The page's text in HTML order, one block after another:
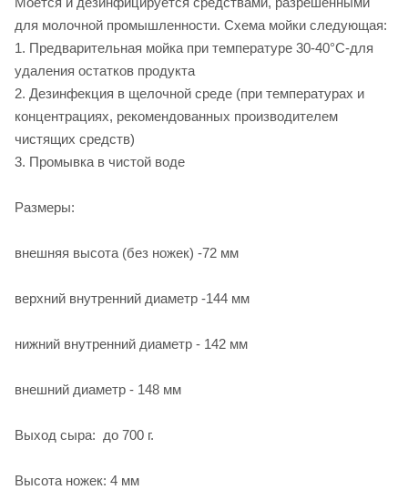
для молочной промышленности. Схема мойки следующая:
1. Предварительная мойка при температуре 30-40°C-для
удаления остатков продукта
2. Дезинфекция в щелочной среде (при температурах и
концентрациях, рекомендованных производителем
чистящих средств)
3. Промывка в чистой воде
Размеры:
внешняя высота (без ножек) -72 мм
верхний внутренний диаметр -144 мм
нижний внутренний диаметр - 142 мм
внешний диаметр - 148 мм
Выход сыра: до 700 г.
Высота ножек: 4 мм